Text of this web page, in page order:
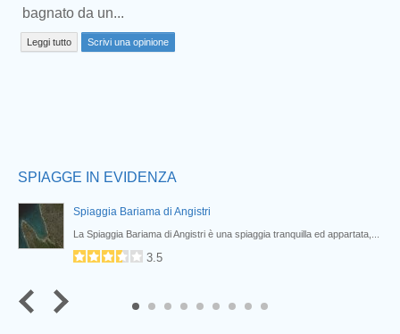
bagnato da un...
Leggi tutto Scrivi una opinione
SPIAGGE IN EVIDENZA
Spiaggia Bariama di Angistri
La Spiaggia Bariama di Angistri è una spiaggia tranquilla ed appartata,...
3.5
8